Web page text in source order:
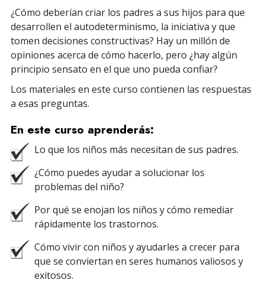
¿Cómo deberían criar los padres a sus hijos para que
desarrollen el autodeterminismo, la iniciativa y que
tomen decisiones constructivas? Hay un millón de
opiniones acerca de cómo hacerlo, pero ¿hay algún
principio sensato en el que uno pueda confiar?
Los materiales en este curso contienen las respuestas
a esas preguntas.
En este curso aprenderás:
Lo que los niños más necesitan de sus padres.
¿Cómo puedes ayudar a solucionar los
problemas del niño?
Por qué se enojan los niños y cómo remediar
rápidamente los trastornos.
Cómo vivir con niños y ayudarles a crecer para
que se conviertan en seres humanos valiosos y
exitosos.